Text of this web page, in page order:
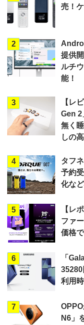
売！
2
提供
ルチ
能！
3
【レ
Gen 2
無く
しの
4
タフ
予約
化な
5
【レ
ファ
価格
6
「
35280
利用
7
N6」